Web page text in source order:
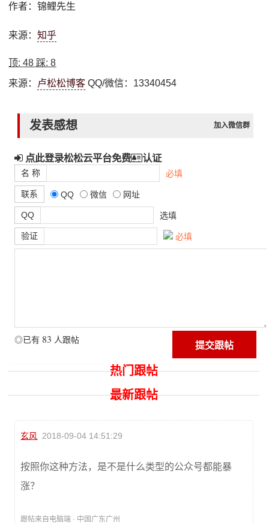
作者：锦鲤先生
来源：知乎
顶:48 踩:8
来源： 卢松松博客 QQ/微信：13340454
发表感想 加入微信群
点此登录松松云平台免费 认证
名 称 必填
联系 QQ 微信 网址
QQ 选填
验证 必填
◎已有 83 人跟帖
热门跟帖
最新跟帖
玄风 2018-09-04 14:51:29
按照你这种方法，是不是什么类型的公众号都能暴
涨？
跟帖来自电脑端 · 中国广东广州